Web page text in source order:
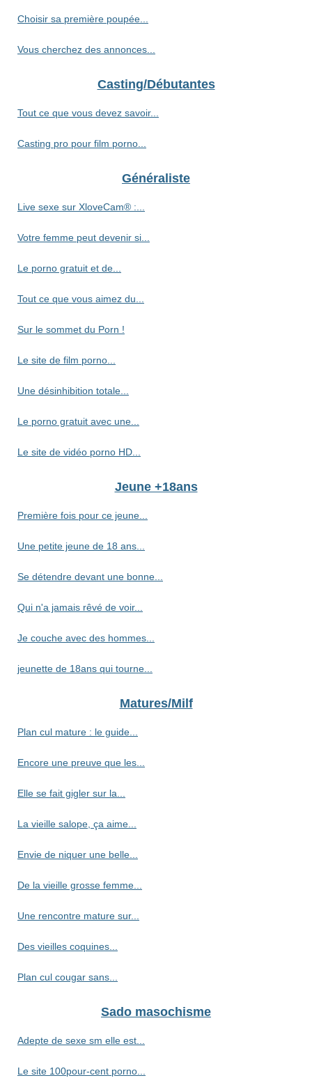
Choisir sa première poupée...
Vous cherchez des annonces...
Casting/Débutantes
Tout ce que vous devez savoir...
Casting pro pour film porno...
Généraliste
Live sexe sur XloveCam® :...
Votre femme peut devenir si...
Le porno gratuit et de...
Tout ce que vous aimez du...
Sur le sommet du Porn !
Le site de film porno...
Une désinhibition totale...
Le porno gratuit avec une...
Le site de vidéo porno HD...
Jeune +18ans
Première fois pour ce jeune...
Une petite jeune de 18 ans...
Se détendre devant une bonne...
Qui n'a jamais rêvé de voir...
Je couche avec des hommes...
jeunette de 18ans qui tourne...
Matures/Milf
Plan cul mature : le guide...
Encore une preuve que les...
Elle se fait gigler sur la...
La vieille salope, ça aime...
Envie de niquer une belle...
De la vieille grosse femme...
Une rencontre mature sur...
Des vieilles coquines...
Plan cul cougar sans...
Sado masochisme
Adepte de sexe sm elle est...
Le site 100pour-cent porno...